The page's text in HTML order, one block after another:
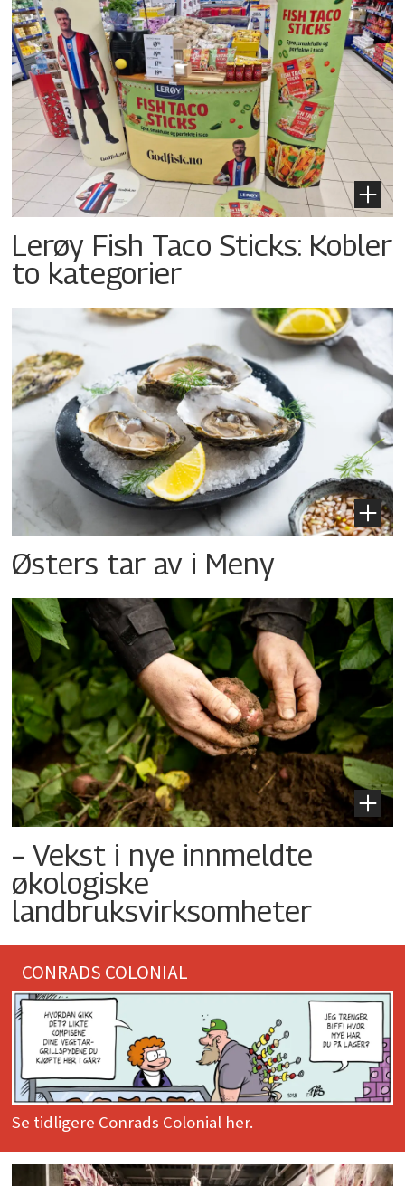
Lerøy Fish Taco Sticks: Kobler
to kategorier
Østers tar av i Meny
– Vekst i nye innmeldte
økologiske
landbruksvirksomheter
CONRADS COLONIAL
Se tidligere Conrads Colonial her.